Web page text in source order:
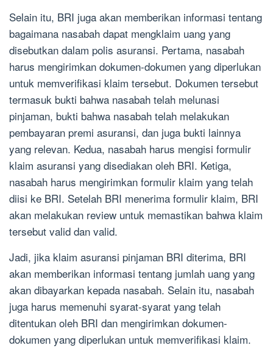
Selain itu, BRI juga akan memberikan informasi tentang
bagaimana nasabah dapat mengklaim uang yang
disebutkan dalam polis asuransi. Pertama, nasabah
harus mengirimkan dokumen-dokumen yang diperlukan
untuk memverifikasi klaim tersebut. Dokumen tersebut
termasuk bukti bahwa nasabah telah melunasi
pinjaman, bukti bahwa nasabah telah melakukan
pembayaran premi asuransi, dan juga bukti lainnya
yang relevan. Kedua, nasabah harus mengisi formulir
klaim asuransi yang disediakan oleh BRI. Ketiga,
nasabah harus mengirimkan formulir klaim yang telah
diisi ke BRI. Setelah BRI menerima formulir klaim, BRI
akan melakukan review untuk memastikan bahwa klaim
tersebut valid dan valid.
Jadi, jika klaim asuransi pinjaman BRI diterima, BRI
akan memberikan informasi tentang jumlah uang yang
akan dibayarkan kepada nasabah. Selain itu, nasabah
juga harus memenuhi syarat-syarat yang telah
ditentukan oleh BRI dan mengirimkan dokumen-
dokumen yang diperlukan untuk memverifikasi klaim.